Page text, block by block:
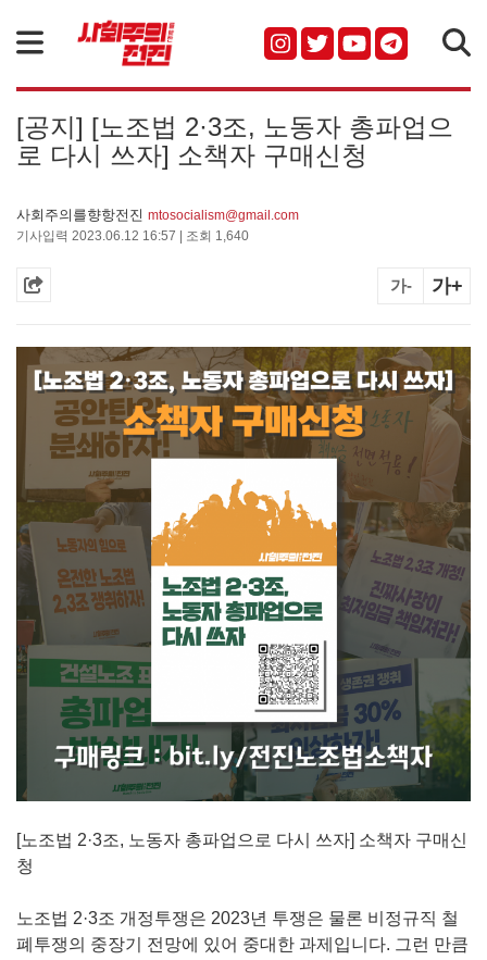
[공지] [노조법 2·3조, 노동자 총파업으
로 다시 쓰자] 소책자 구매신청
사회주의를향항전진 mtosocialism@gmail.com
기사입력 2023.06.12 16:57 | 조회 1,640
가- 가+
[노조법 2·3조, 노동자 총파업으로 다시 쓰자] 소책자 구매신
청
노조법 2·3조 개정투쟁은 2023년 투쟁은 물론 비정규직 철
폐투쟁의 중장기 전망에 있어 중대한 과제입니다. 그런 만큼